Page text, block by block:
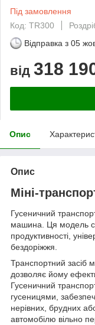
Під замовлення
Код: TR300
Відправка з 05
від 318
Опис
Опис
Міні-
Гусеничний
машина. Ця модель
продуктивності,
бездоріжжя.
Транспортний засіб
дозволяє йому
Гусеничний
гусеницями,
нерівних, брудних
автомобілю вільно